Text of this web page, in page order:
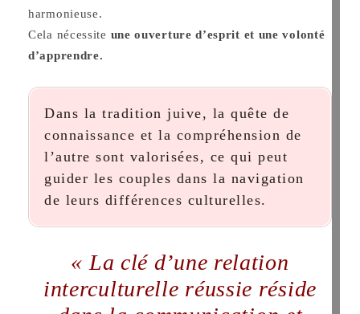
harmonieuse.
Cela nécessite une ouverture d’esprit et une volonté
d’apprendre.
Dans la tradition juive, la quête de
connaissance et la compréhension de
l’autre sont valorisées, ce qui peut
guider les couples dans la navigation
de leurs différences culturelles.
« La clé d’une relation
interculturelle réussie réside